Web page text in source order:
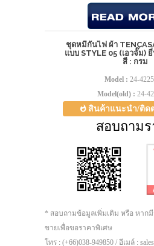
ชุดหมีกันไฟ ผ้า
แบบ STYLE 05 (เอวจั๊ม)
สี : กรม
Model : 24-
Model(old) : 24-
สินค้าแนะนำ/ติด
สอบถาม
* สอบถามข้อมูลเพิ่มเติม หรือ หาก
ขายเพื่อขอราคาพิเศษ
โทร : (+66)038-949850 / อีเมล์ :